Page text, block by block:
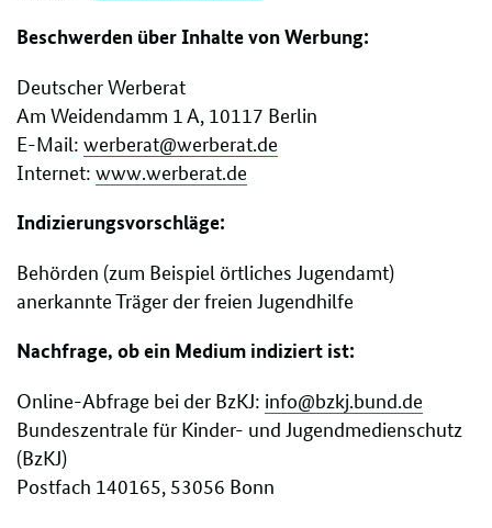
Beschwerden über Inhalte von Werbung:
Deutscher Werberat
Am Weidendamm 1 A, 10117 Berlin
E-Mail: werberat@werberat.de
Internet: www.werberat.de
Indizierungsvorschläge:
Behörden (zum Beispiel örtliches Jugendamt)
anerkannte Träger der freien Jugendhilfe
Nachfrage, ob ein Medium indiziert ist:
Online-Abfrage bei der BzKJ: info@bzkj.bund.de
Bundeszentrale für Kinder- und Jugendmedienschutz
(BzKJ)
Postfach 140165, 53056 Bonn